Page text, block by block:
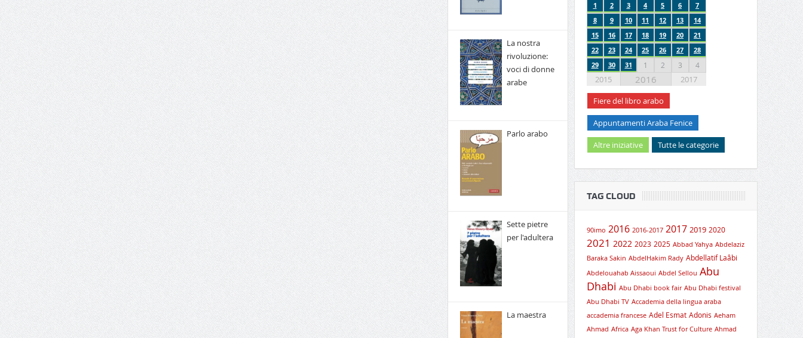
La nostra
rivoluzione:
voci di donne
arabe
Parlo arabo
Sette pietre
per l'adultera
La maestra
1 2 3 4 5 6
7
8
9 10 11 12 13
14
15
16 17 18 19 20
21
22
23 24 25 26 27
28
29
30 31 1 2 3 4
2015 2016
2017
Fiere del libro arabo
Appuntamenti Araba Fenice
Altre iniziative Tutte le categorie
TAG CLOUD
90imo 2016 2016-2017 2017 2019 2020
2021 2022 2023 2025 Abbad Yahya Abdelaziz
Baraka Sakin AbdelHakim Rady Abdellatif Laâbi
Abdelouahab Aissaoui Abdel Sellou Abu
Dhabi Abu Dhabi book fair Abu Dhabi festival
Abu Dhabi TV Accademia della lingua araba
accademia francese Adel Esmat Adonis Aeham
Ahmad Africa Aga Khan Trust for Culture Ahmad